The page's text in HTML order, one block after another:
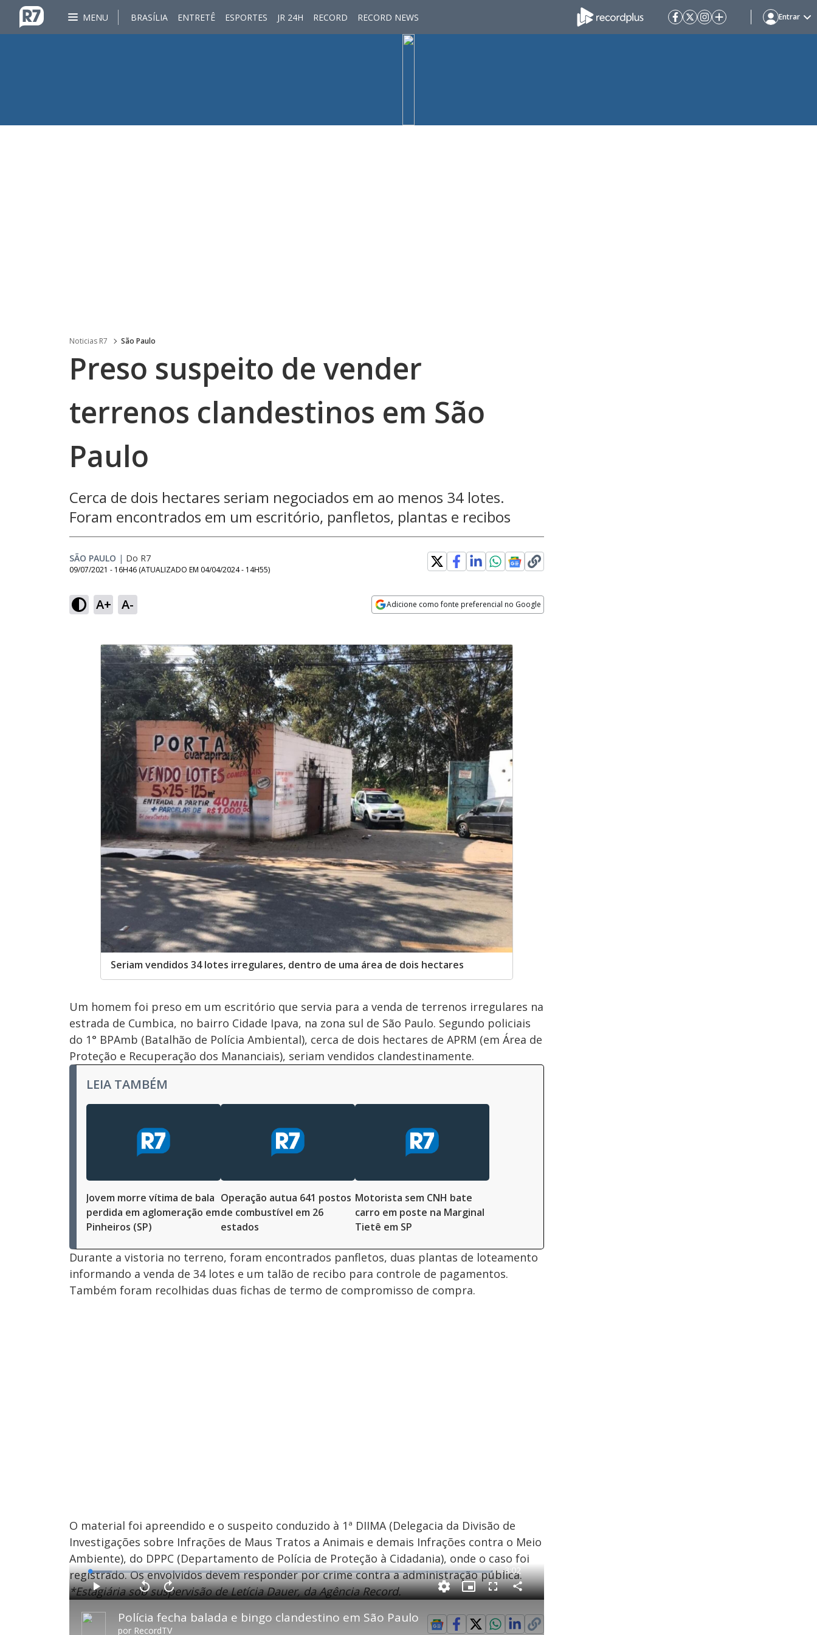
MENU BRASÍLIA ENTRETÊ ESPORTES JR 24H RECORD RECORD NEWS Entrar
Noticias R7 São Paulo
Preso suspeito de vender
terrenos clandestinos em São
Paulo
Cerca de dois hectares seriam negociados em ao menos 34 lotes.
Foram encontrados em um escritório, panfletos, plantas e recibos
SÃO PAULO | Do R7
09/07/2021 - 16H46 (ATUALIZADO EM 04/04/2024 - 14H55)
A+ A- Adicione como fonte preferencial no Google
Seriam vendidos 34 lotes irregulares, dentro de uma área de dois hectares
Um homem foi preso em um escritório que servia para a venda de terrenos irregulares na
estrada de Cumbica, no bairro Cidade Ipava, na zona sul de São Paulo. Segundo policiais
do 1° BPAmb (Batalhão de Polícia Ambiental), cerca de dois hectares de APRM (em Área de
Proteção e Recuperação dos Mananciais), seriam vendidos clandestinamente.
LEIA TAMBÉM
Jovem morre vítima de bala
perdida em aglomeração em
Pinheiros (SP)
Operação autua 641 postos
de combustível em 26
estados
Motorista sem CNH bate
carro em poste na Marginal
Tietê em SP
Durante a vistoria no terreno, foram encontrados panfletos, duas plantas de loteamento
informando a venda de 34 lotes e um talão de recibo para controle de pagamentos.
Também foram recolhidas duas fichas de termo de compromisso de compra.
O material foi apreendido e o suspeito conduzido à 1ª DIIMA (Delegacia da Divisão de
Investigações sobre Infrações de Maus Tratos a Animais e demais Infrações contra o Meio
Ambiente), do DPPC (Departamento de Polícia de Proteção à Cidadania), onde o caso foi
registrado. Os envolvidos devem responder por crime contra a administração pública.
*Estagiária sob suspervisão de Letícia Dauer, da Agência Record.
Polícia fecha balada e bingo clandestino em São Paulo
por RecordTV
P
l
y
V
o
t
a
1
A
v
n
ç
a
r
L
o
a
d
e
R
e
m
a
i
-3:02
P
i
t
u
r
e
F
u
l
s
c
r
C
o
p
a
r
t